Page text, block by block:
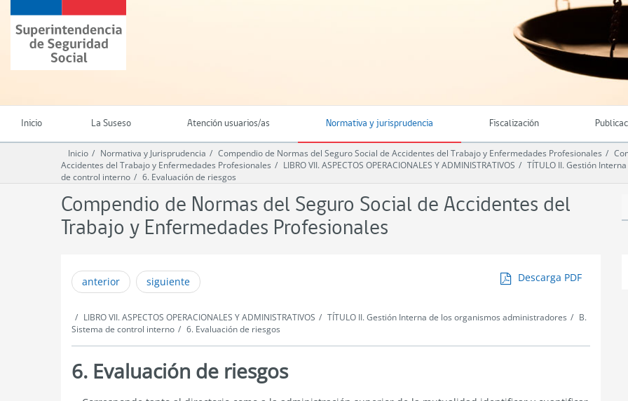
contenido
principal
Superintendencia
de
Seguridad
(SUSESO)
Chile
Inicio La Suseso Atención usuarios/as Normativa y jurisprudencia Fiscalización
Inicio Normativa y Jurisprudencia Compendio de Normas del Seguro Social de Accidentes del Trabajo y Enfermedades Profesionales
Accidentes del Trabajo y Enfermedades Profesionales
LIBRO VII. ASPECTOS OPERACIONALES Y ADMINISTRATIVOS
TÍTULO II. Gestión
de control interno
6. Evaluación de riesgos
Compendio de Normas del Seguro Social de Accidentes del
Trabajo y Enfermedades Profesionales
Descarga PDF
anterior siguiente
LIBRO VII. ASPECTOS OPERACIONALES Y ADMINISTRATIVOS TÍTULO II. Gestión Interna de los organismos administradores
B.
Sistema de control interno
6. Evaluación de riesgos
6. Evaluación de riesgos